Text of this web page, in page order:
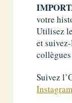
votre
Utilisez
et
Suivez
Instagram